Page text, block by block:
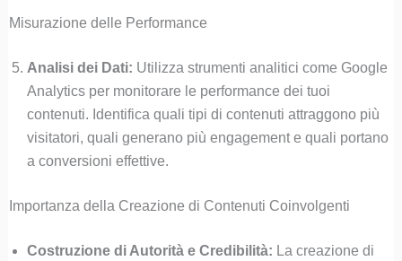
Misurazione delle Performance
Analisi dei Dati: Utilizza strumenti analitici come Google
Analytics per monitorare le performance dei tuoi
contenuti. Identifica quali tipi di contenuti attraggono più
visitatori, quali generano più engagement e quali portano
a conversioni effettive.
Importanza della Creazione di Contenuti Coinvolgenti
Costruzione di Autorità e Credibilità: La creazione di